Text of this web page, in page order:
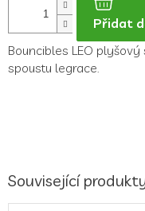
Přidat
Bouncibles LEO
spoustu legrace.
Související